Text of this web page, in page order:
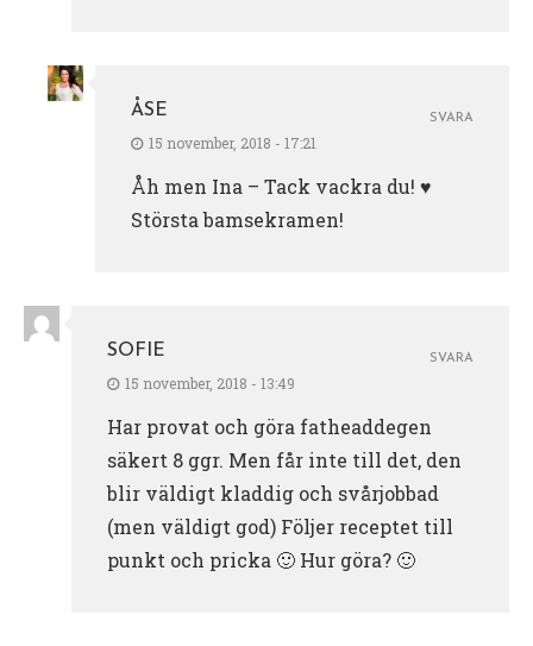
ÅSE
15 november, 2018 - 17:21
Åh men Ina – Tack vackra du! ♥️
Största bamsekramen!
SVARA
SOFIE
15 november, 2018 - 13:49
Har provat och göra fatheaddegen
säkert 8 ggr. Men får inte till det, den
blir väldigt kladdig och svårjobbad
(men väldigt god) Följer receptet till
punkt och pricka 🙂 Hur göra? 🙂
SVARA